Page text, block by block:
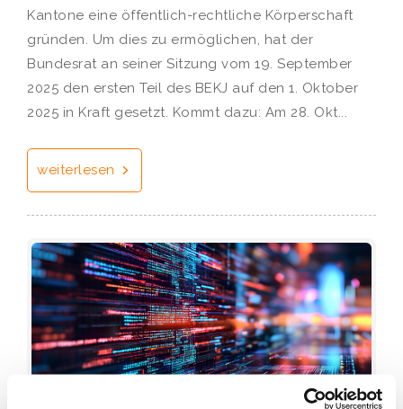
Kantone eine öffentlich-rechtliche Körperschaft
gründen. Um dies zu ermöglichen, hat der
Bundesrat an seiner Sitzung vom 19. September
2025 den ersten Teil des BEKJ auf den 1. Oktober
2025 in Kraft gesetzt. Kommt dazu: Am 28. Okt...
weiterlesen